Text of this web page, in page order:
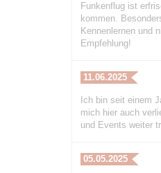
Funkenflug ist
kommen.
Kennenlernen und
Empfehlung!
11.06.2025
Ich bin seit einem
mich hier auch
und Events weiter
05.05.2025